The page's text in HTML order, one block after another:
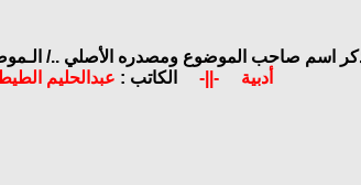
بذكر اسم صاحب الموضوع ومصدره الأصلي ../
أدبية
-||- الكاتب : عبدالحليم